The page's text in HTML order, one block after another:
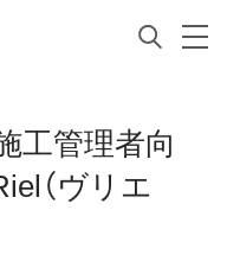
工管理者向
（ヴリエ